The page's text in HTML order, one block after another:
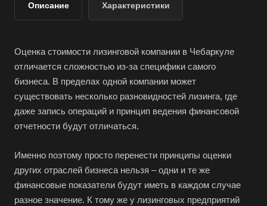
Описание Характеристики
Оценка стоимости лизинговой компании в Чебаркуле
отличается сложностью из-за специфики самого
бизнеса. В пределах одной компании может
существовать несколько разновидностей лизинга, где
даже запись операций и принцип ведения финансовой
отчетности будут отличаться.
Именно поэтому просто перенести принципы оценки
других отраслей бизнеса нельзя – одни и те же
финансовые показатели будут иметь в каждом случае
разное значение. К тому же у лизинговых предприятий